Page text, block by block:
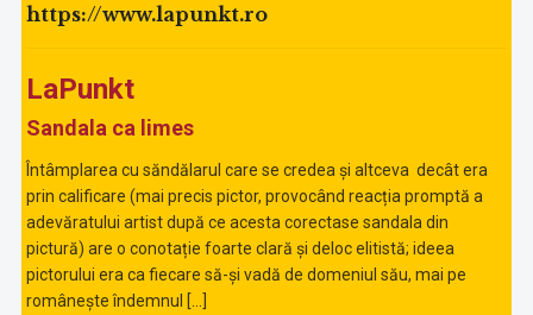
https://www.lapunkt.ro
LaPunkt
Sandala ca limes
Întâmplarea cu săndălarul care se credea și altceva decât era
prin calificare (mai precis pictor, provocând reacția promptă a
adevăratului artist după ce acesta corectase sandala din
pictură) are o conotație foarte clară și deloc elitistă; ideea
pictorului era ca fiecare să-și vadă de domeniul său, mai pe
românește îndemnul […]